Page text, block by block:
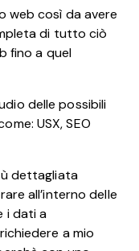
web così da avere
di tutto ciò
fino a quel
delle possibili
USX, SEO
dettagliata
all’interno delle
i dati a
a mio